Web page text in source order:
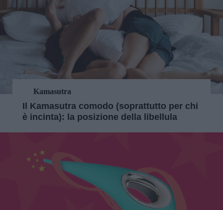
Kamasutra
Il Kamasutra comodo (soprattutto per chi
è incinta): la posizione della libellula